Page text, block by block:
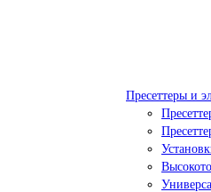
Пресеттеры и